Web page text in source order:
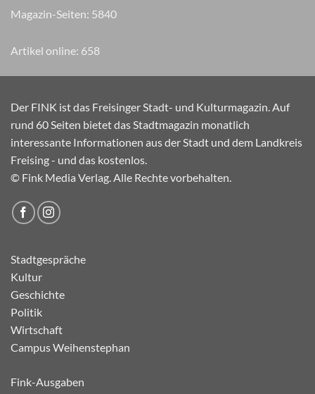
Magazin-Seiten: 6675
Artikel online: 658
Der FINK ist das Freisinger Stadt- und Kulturmagazin. Auf
rund 60 Seiten bietet das Stadtmagazin monatlich
interessante Informationen aus der Stadt und dem Landkreis
Freising - und das kostenlos.
© Fink Media Verlag. Alle Rechte vorbehalten.
Stadtgespräche
Kultur
Geschichte
Politik
Wirtschaft
Campus Weihenstephan
Fink-Ausgaben